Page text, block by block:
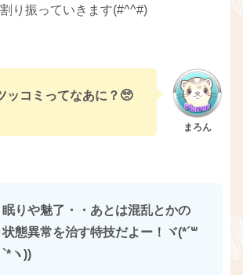
り振っていきます(#^^#)
ッコミってなあに？🥺
眠りや魅了・・あとは混乱とかの
状態異常を治す特技だよー！ヾ(*´꒳​
`*ヽ))